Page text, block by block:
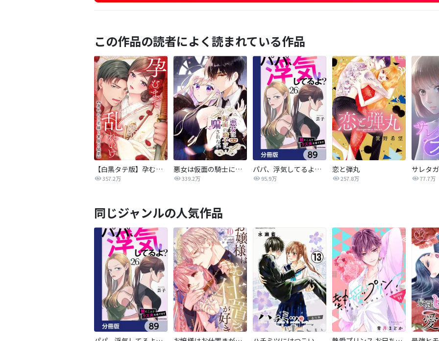
この作品の読者によく読まれている作品
【白黒タテ版】孕むまで乱れいけ～身代わり花嫁と軍服の猛愛
357.2万
悪女は仮面の騎士に騙されない
339.2万
パパ、浮気してるよ？娘と二人でクズ夫を捨てます【分冊版】
95.9万
恋と弾丸
257.8万 77.7万
同じジャンルの人気作品